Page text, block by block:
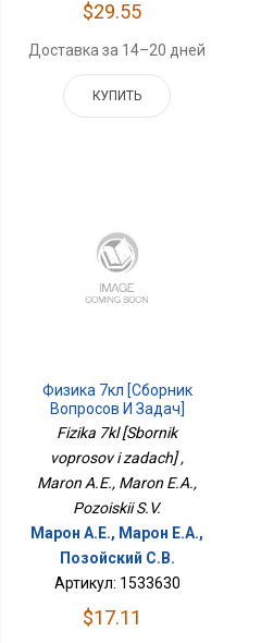
$29.55
Доставка за 14–20 дней
КУПИТЬ
Физика 7кл [Сборник
Вопросов И Задач]
Fizika 7kl [Sbornik
voprosov i zadach] ,
Maron A.E., Maron E.A.,
Pozoiskii S.V.
Марон А.Е., Марон Е.А.,
Позойский С.В.
Артикул: 1533630
$17.11